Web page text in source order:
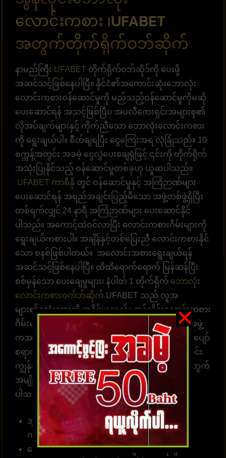
လောင်းကစား ၊UFABET
အတွက်တိုက်ရိုက်ဝဘ်ဆိုက်
နာမည်ကြီး UFABET တိုက်ရိုက်ဝဘ်ဆိုဒ်ကို ပေးဖို့
အဆင်သင့်ဖြစ်နေပါပြီ။ နိုင်ငံ၏အကောင်းဆုံးဘောလုံး
လောင်းကစားဝန်ဆောင်မှုကို မည်သည့်ဝန်ဆောင်မှုကိုမဆို
ပေးဆောင်ရန် အသင့်ဖြစ်ပြီး၊ အပလီကေးရှင်းအများစု၏
လိုအပ်ချက်များနှင့် ကိုက်ညီသော ဘောလုံးလောင်းကစား
ကို ရွေးချယ်ပါ။ စီတ်ချရပြီး ငွေကြေးအရ လုံခြုံသည်။ 10
စက္ကန့်အတွင်း အခမဲ့ ငွေလွှဲပေးချေရုံဖြင့် ၎င်းကို တိုက်ရိုက်
အသုံးပြုနိုင်သည့် ဝန်ဆောင်မှုတစ်ခုဟု ယူဆပါသည်။
UFABET ကာစီနို တွင် ဝန်ဆောင်မှုနှင့် အကြံဉာဏ်များ
ပေးဆောင်ရန် အရည်အချင်းပြည့်မီသော အဖွဲ့တစ်ဖွဲ့ရှိပြီး
တစ်ရက်လျှင် 24 နာရီ အကြံဉာဏ်များ ပေးဆောင်နိုင်
ပါသည်။ အကောင့်ထဲဝင်လာပြီး လောင်းကစားဂိမ်းများကို
ရွေးချယ်ကစားပါ။ အချိန်နှင့်တစ်ပြေးညီ လောင်းကစားနိုင်
သော စနစ်ဖြစ်ပါတယ်။ အလောင်းအစားရွေးချယ်ရန်
အဆင်သင့်ဖြစ်နေပါပြီ။ ထိထိရောက်ရောက် မြန်ဆန်ပြီး
စစ်မှန်သော ပေးချေမှုများ၊ နံပါတ် 1 တိုက်ရိုက် ဘောလုံး
လောင်းကစားဝက်ဘ်ဆိုက် UFABET သည် လူအ
များ၏နှလုံးသားကို အနိုင်ယူသည်။ အွန်လိုင်းလောင်းကစား
ဂိမ်းများကို အချိန်မရွေးကစားရန် ဝန်ဆောင်မှုပေးတဲ့အဖွဲ့
ကအမြဲ စောင့်ဆိုင်းနေပါတယ်။ အွန်လောင်းကစားဂိမ်းပျော်
စရာတွင်ပါဝင်ဆင်နွဲပါ။ကျွန်ုပ်တို့သည် အောက်ပါအတိုင်း
ကျွန်ုပ်တို့၏ဝဘ်ဆိုဒ်မှာ ကစားရန် ဆုံးဖြတ်ရန် သင့်အတွက်
အမျိုးမျိုးသော အကျိုးကျေးဇူးများကို စုစည်းထား
ပါသည်။
အွန်လိုင်းဘောလုံးလောင်းကြေကိုး 10 ဘတ် (၅၀၀
ကျပ် )မှစတင်နိုင်။
လောင်းကစား၊ အားကစားဂိမ်းများ၊ ကာစီနိုများ၊ စ